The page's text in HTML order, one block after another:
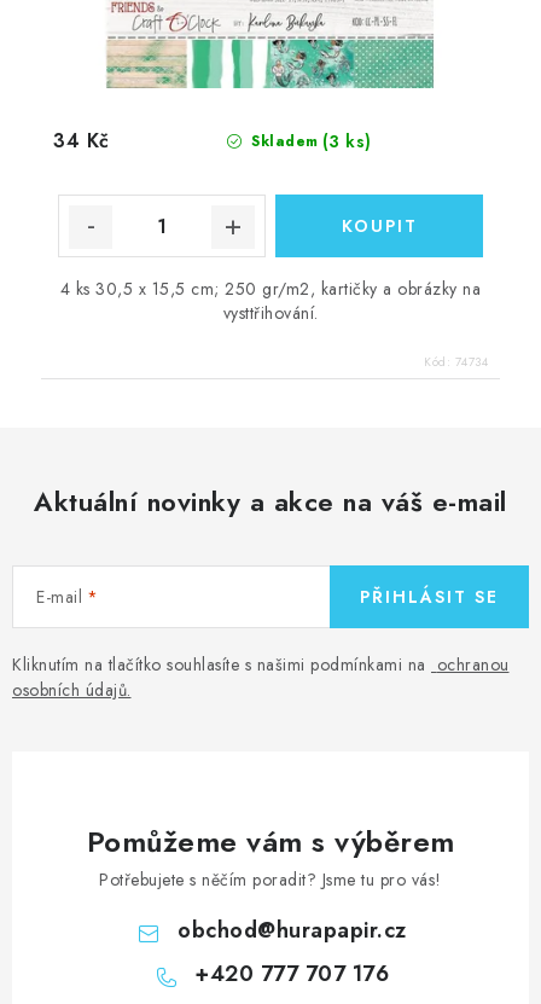
Skladem (3 ks)
34 Kč
4 ks 30,5 x 15,5 cm; 250 gr/m2, kartičky a obrázky na
vysttřihování.
Kód: 74734
Aktuální novinky a akce na váš e-mail
E-mail
Kliknutím na tlačítko souhlasíte s našimi podmínkami na ochranou
osobních údajů.
PŘIHLÁSIT SE
Pomůžeme vám s výběrem
Potřebujete s něčím poradit? Jsme tu pro vás!
obchod@hurapapir.cz
+420 777 707 176